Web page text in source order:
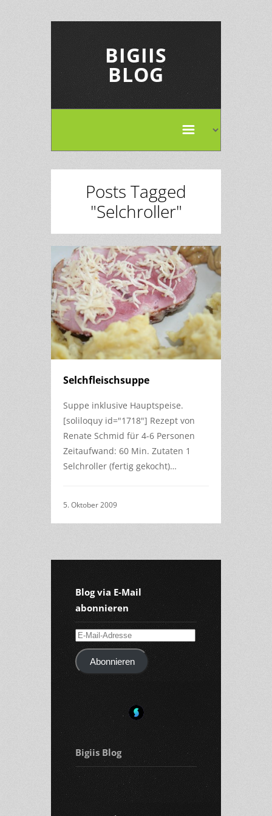
BIGIIS
BLOG
Posts Tagged
"Selchroller"
Selchfleischsuppe
Suppe inklusive Hauptspeise.
[soliloquy id="1718"] Rezept von
Renate Schmid für 4-6 Personen
Zeitaufwand: 60 Min. Zutaten 1
Selchroller (fertig gekocht)…
5. Oktober 2009
Blog via E-Mail
abonnieren
E-
Mail-
AdresseAbonnieren
Bigiis Blog